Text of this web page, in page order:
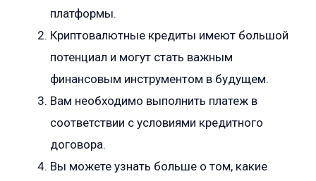
платформы.
Криптовалютные кредиты имеют большой
потенциал и могут стать важным
финансовым инструментом в будущем.
Вам необходимо выполнить платеж в
соответствии с условиями кредитного
договора.
Вы можете узнать больше о том, какие